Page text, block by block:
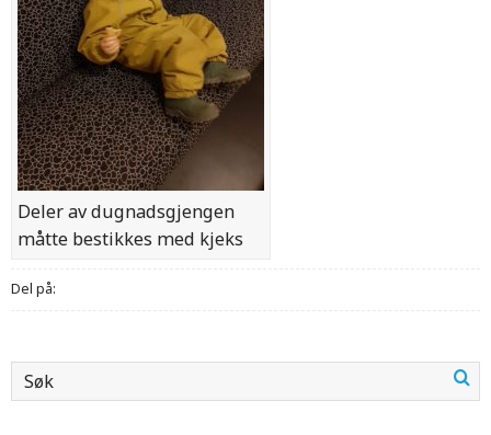
Deler av dugnadsgjengen
måtte bestikkes med kjeks
Del på: